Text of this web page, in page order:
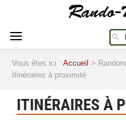
Vous êtes ici : Accueil >
Itinéraires à proximité
ITINÉRAIRES À